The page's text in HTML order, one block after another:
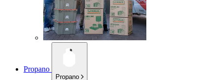
Propano
Propano